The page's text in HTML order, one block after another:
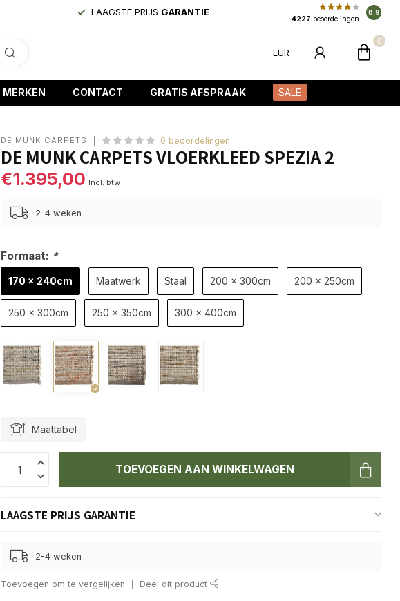
LAAGSTE PRIJS GARANTIE
4227 beoordelingen
8.9
EUR
0
MERKEN CONTACT GRATIS AFSPRAAK SALE
DE MUNK CARPETS 0 beoordelingen
DE MUNK CARPETS VLOERKLEED SPEZIA 2
€1.395,00 Incl. btw
2-4 weken
Formaat: *
170 x 240cm Maatwerk Staal 200 x 300cm 200 x 250cm
250 x 300cm 250 x 350cm 300 x 400cm
Maattabel
TOEVOEGEN AAN WINKELWAGEN
LAAGSTE PRIJS GARANTIE
2-4 weken
Toevoegen om te vergelijken Deel dit product